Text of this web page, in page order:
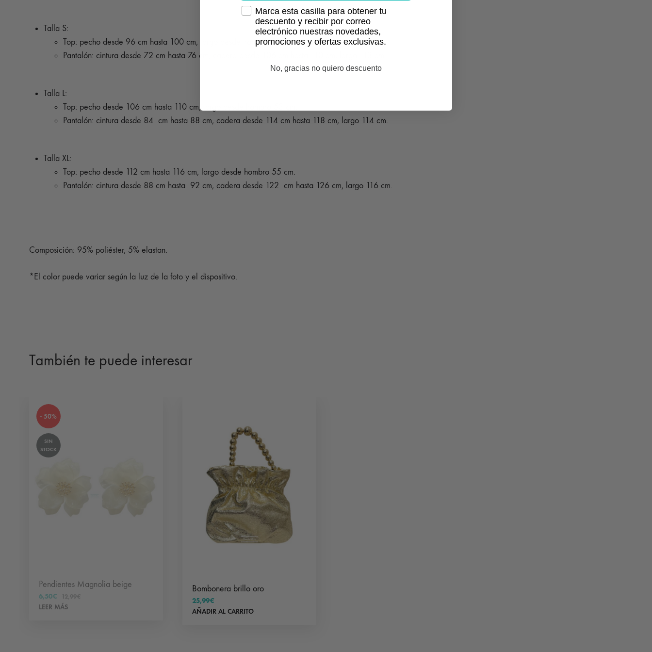
Talla S:
Top: pecho desde 96 cm hasta 100 cm, largo desde hombro 51 cm.
Pantalón: cintura desde 72 cm hasta 76 cm, cadera desde 106 cm hasta 110 cm, largo 113 cm.
Talla L:
Top: pecho desde 106 cm hasta 110 cm, largo desde hombro 53 cm.
Pantalón: cintura desde 84 cm hasta 88 cm, cadera desde 114 cm hasta 118 cm, largo 114 cm.
Talla XL:
Top: pecho desde 112 cm hasta 116 cm, largo desde hombro 55 cm.
Pantalón: cintura desde 88 cm hasta 92 cm, cadera desde 122 cm hasta 126 cm, largo 116 cm.
Composición: 95% poliéster, 5% elastan.
*El color puede variar según la luz de la foto y el dispositivo.
También te puede interesar
- 50%
SIN
STOCK
Pendientes Magnolia beige
6,50€
LEER MÁS
Bombonera brillo oro
25,99€
AÑADIR AL CARRITO
Marca esta casilla para obtener tu
descuento y recibir por correo
electrónico nuestras novedades,
promociones y ofertas exclusivas.
No, gracias no quiero descuento